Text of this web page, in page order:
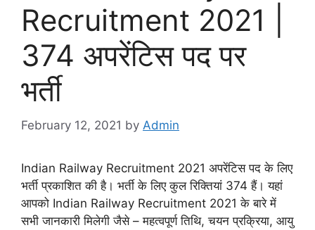
Recruitment 2021 |
374 अपरेंटिस पद पर
भर्ती
February 12, 2021 by Admin
Indian Railway Recruitment 2021 अपरेंटिस पद के लिए
भर्ती प्रकाशित की है। भर्ती के लिए कुल रिक्तियां 374 हैं। यहां
आपको Indian Railway Recruitment 2021 के बारे में
सभी जानकारी मिलेगी जैसे – महत्वपूर्ण तिथि, चयन प्रक्रिया, आयु